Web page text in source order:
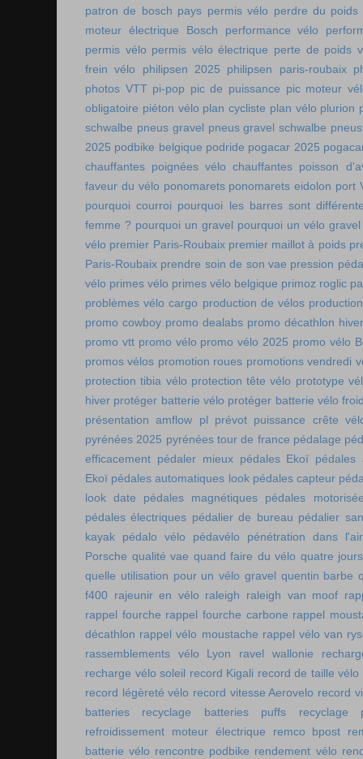
patron de bosch pays permis vélo perdre du poids
moteur électrique Bosch
performance vélo
permis vélo permis vélo électrique perte de poids
frein vélo
philipsen 2025 philipsen paris-roubaix
photos VTT pi-pop pic de puissance pic moteur
obligatoire piéton vélo plan cycliste plan vélo plurion
schwalbe pneus gravel pneus gravel schwalbe
2025 podbike belgique podride pogacar 2025
chauffantes poignées vélo chauffantes poisson
faveur du vélo ponomarets ponomarets eidolon port
pourquoi courroi pourquoi les barres sont
femme ? pourquoi un gravel pourquoi un vélo gravel
vélo premier Paris-Roubaix premier maillot à poids
Paris-Roubaix prendre soin de son vae pression
vélo primes vélo primes vélo belgique primoz roglic
problèmes vélo cargo production de vélos
promo cowboy promo dealabs promo décathlon hiver
promo vtt promo vélo promo vélo 2025 promo vélo
promos vélos promotion roues promotions vendredi
protection tibia vélo protection tête vélo prototype
hiver protéger batterie vélo protéger batterie vélo
présentation amflow pl
prévot puissance crête
pyrénées 2025 pyrénées tour de france pédalage
efficacement pédaler mieux pédales Ekoï pédales
Ekoï pédales automatiques look pédales capteur
look date
pédales magnétiques
pédales
pédales électriques pédalier de bureau pédalier
kayak
pédalo vélo pédavélo
pénétration dans l'air
Porsche qualité vae quand faire du vélo quatre
quelle utilisation pour un vélo gravel quentin barbe
f400 rajeunir en vélo raleigh raleigh van moof
rappel fourche rappel fourche carbone rappel
décathlon rappel vélo moustache rappel vélo van
rassemblements vélo Lyon
ravel wallonie
recharge vélo soleil record Kigali record de taille vélo
record légèreté vélo record vitesse Aerovelo record
batteries
recyclage batteries puffs
recyclage
refroidissement moteur électrique
remco bpost
batterie vélo rencontre podbike rendement vélo